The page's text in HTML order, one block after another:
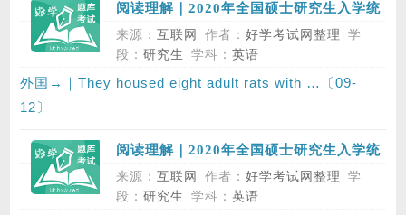
阅读理解｜2020年全国硕士研究生入学统
一考试英语（二）真题，Section II，
Reading Comprehension，Text 1
来源： 互联网 作者： 好学考试网整理
学
段： 研究生 学科： 英语
外国→｜They housed eight adult rats with …〔09-
12〕
阅读理解｜2020年全国硕士研究生入学统
一考试英语（二）真题，Section I，Use
of English
来源： 互联网 作者： 好学考试网整理
学
段： 研究生 学科： 英语